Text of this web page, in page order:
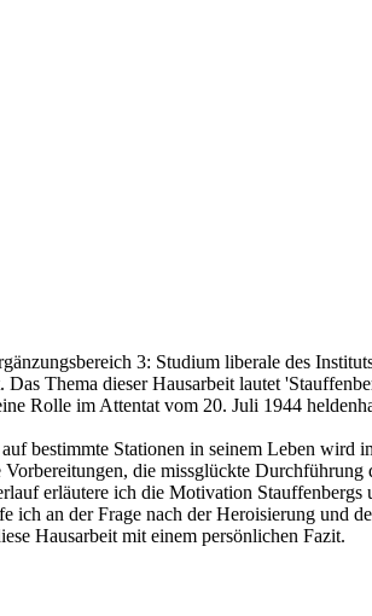
3: Studium liberale des
Thema dieser Hausarbeit lautet
Rolle im Attentat vom 20. Juli 1944
bestimmte Stationen in seinem Leben wird
die missglückte Durchführung
erläutere ich die Motivation
an der Frage nach der Heroisierung und
Hausarbeit mit einem persönlichen Fazit.